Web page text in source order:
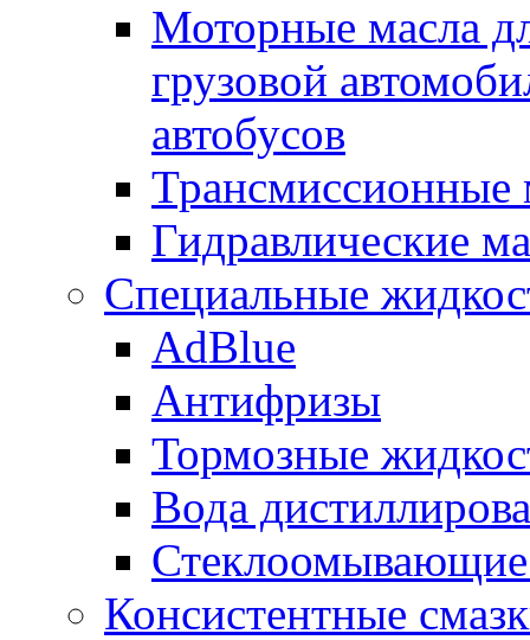
Моторные масла
грузовой
автобусов
Трансмиссионные
Гидравлические
Специальные
AdBlue
Антифризы
Тормозные
Вода
Консистентные